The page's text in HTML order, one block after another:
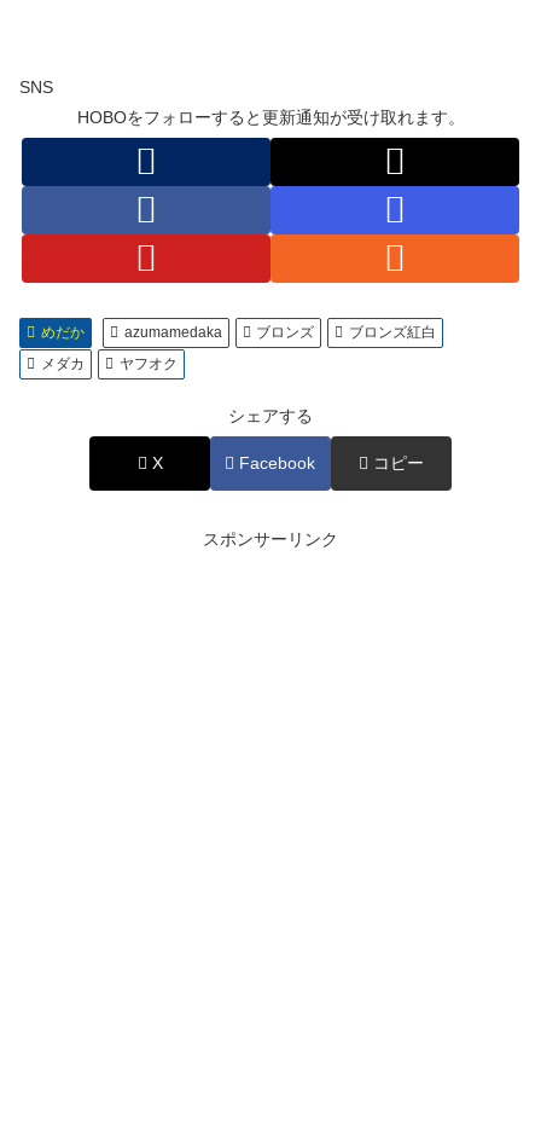
SNS
HOBOをフォローすると更新通知が受け取れます。
めだか azumamedaka ブロンズ
ブロンズ紅白
メダカ
ヤフオク
シェアする
X Facebook コピー
スポンサーリンク